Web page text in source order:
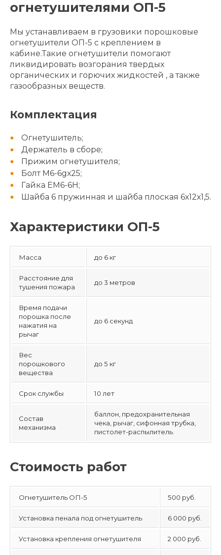
огнетушителями ОП-5
Мы устанавливаем в грузовики порошковые
огнетушители ОП-5 с креплением в
кабине.Такие огнетушители помогают
ликвидировать возгорания твердых
органических и горючих жидкостей , а также
газообразных веществ.
Комплектация
Огнетушитель;
Держатель в сборе;
Прижим огнетушителя;
Болт М6-6gх25;
Гайка ЕМ6-6Н;
Шайба 6 пружинная и шайба плоская 6х12х1,5.
Характеристики ОП-5
Масса до 6 кг
Расстояние для
тушения пожара
до 3 метров
Время подачи
порошка после
нажатия на
рычаг
до 6 секунд
Вес
порошкового
вещества
до 5 кг
Срок службы 10 лет
Состав
механизма
баллон, предохранительная
чека, рычаг, сифонная трубка,
пистолет-распылитель.
Стоимость работ
Огнетушитель ОП-5 500 руб.
Установка пенала под огнетушитель 6 000 руб.
Установка крепления огнетушителя 2 000 руб.